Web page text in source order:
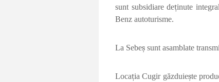
sunt subsidiare deținute
Benz autoturisme.
La Sebeș sunt asamblate
Locația Cugir găzduiește